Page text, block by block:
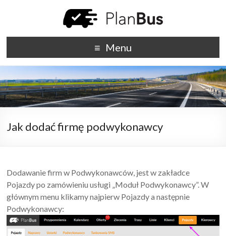
Menu
Jak dodać firmę podwykonawcy
Dodawanie firm w Podwykonawców, jest w zakładce
Pojazdy po zamówieniu usługi „Moduł Podwykonawcy”. W
głównym menu klikamy najpierw Pojazdy a następnie
Podwykonawcy: